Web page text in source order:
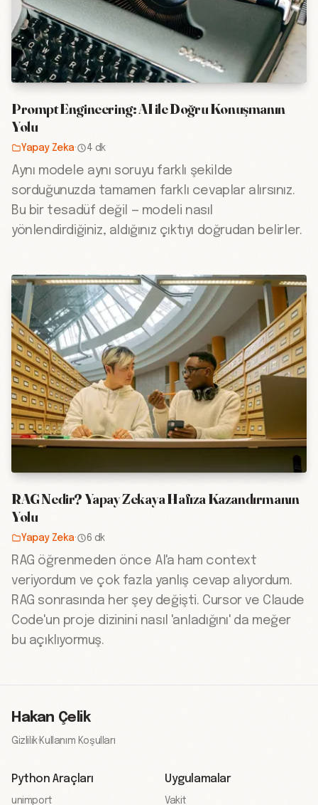
Prompt Engineering: AI ile Doğru Konuşmanın
Yolu
Yapay Zeka· 4 dk
Aynı modele aynı soruyu farklı şekilde
sorduğunuzda tamamen farklı cevaplar alırsınız.
Bu bir tesadüf değil — modeli nasıl
yönlendirdiğiniz, aldığınız çıktıyı doğrudan belirler.
RAG Nedir? Yapay Zekaya Hafıza Kazandırmanın
Yolu
Yapay Zeka· 6 dk
RAG öğrenmeden önce AI'a ham context
veriyordum ve çok fazla yanlış cevap alıyordum.
RAG sonrasında her şey değişti. Cursor ve Claude
Code'un proje dizinini nasıl 'anladığını' da meğer
bu açıklıyormuş.
Hakan Çelik
Gizlilik·Kullanım Koşulları
Python Araçları
unimport
Uygulamalar
Vakit